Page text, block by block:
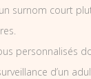
surnom court
personnalisés
d’un